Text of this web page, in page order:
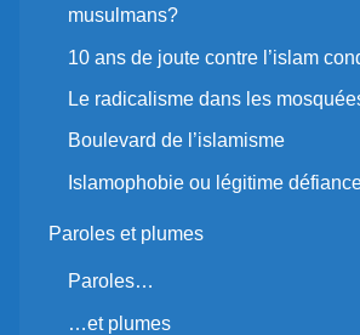
musulmans?
10 ans de joute contre l’islam
Le radicalisme dans les
Boulevard de l’islamisme
Islamophobie ou légitime
Paroles et plumes
Paroles…
…et plumes